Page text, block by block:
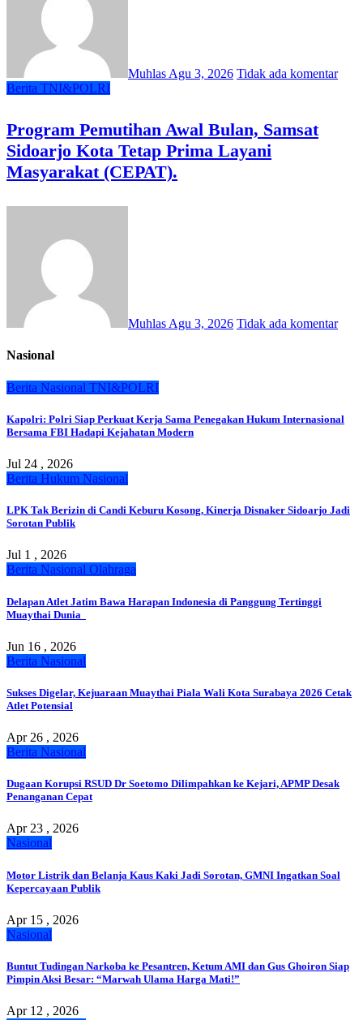
Muhlas Agu 3, 2026 Tidak ada komentar
Berita TNI&POLRI
Program Pemutihan Awal Bulan, Samsat
Sidoarjo Kota Tetap Prima Layani
Masyarakat (CEPAT).
Muhlas Agu 3, 2026 Tidak ada komentar
Nasional
Berita Nasional TNI&POLRI
Kapolri: Polri Siap Perkuat Kerja Sama Penegakan Hukum Internasional
Bersama FBI Hadapi Kejahatan Modern
Jul 24 , 2026
Berita Hukum Nasional
LPK Tak Berizin di Candi Keburu Kosong, Kinerja Disnaker Sidoarjo Jadi
Sorotan Publik
Jul 1 , 2026
Berita Nasional Olahraga
Delapan Atlet Jatim Bawa Harapan Indonesia di Panggung Tertinggi
Muaythai Dunia
Jun 16 , 2026
Berita Nasional
Sukses Digelar, Kejuaraan Muaythai Piala Wali Kota Surabaya 2026 Cetak
Atlet Potensial
Apr 26 , 2026
Berita Nasional
Dugaan Korupsi RSUD Dr Soetomo Dilimpahkan ke Kejari, APMP Desak
Penanganan Cepat
Apr 23 , 2026
Nasional
Motor Listrik dan Belanja Kaus Kaki Jadi Sorotan, GMNI Ingatkan Soal
Kepercayaan Publik
Apr 15 , 2026
Nasional
Buntut Tudingan Narkoba ke Pesantren, Ketum AMI dan Gus Ghoiron Siap
Pimpin Aksi Besar: “Marwah Ulama Harga Mati!”
Apr 12 , 2026